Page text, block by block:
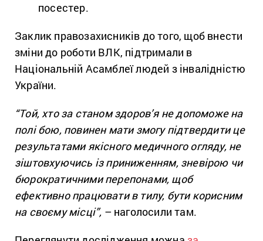
посестер.
Заклик правозахисників до того, щоб внести
зміни до роботи ВЛК, підтримали в
Національній Асамблеї людей з інвалідністю
України.
“Той, хто за станом здоров’я не допоможе на
полі бою, повинен мати змогу підтвердити це
результатами якісного медичного огляду, не
зіштовхуючись із приниженням, зневірою чи
бюрократичними перепонами, щоб
ефективно працювати в тилу, бути корисним
на своєму місці”, – наголосили там.